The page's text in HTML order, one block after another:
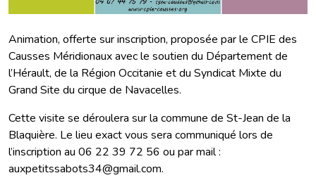
Animation, offerte sur inscription, proposée par le CPIE des
Causses Méridionaux avec le soutien du Département de
l’Hérault, de la Région Occitanie et du Syndicat Mixte du
Grand Site du cirque de Navacelles.
Cette visite se déroulera sur la commune de St-Jean de la
Blaquière. Le lieu exact vous sera communiqué lors de
l’inscription au 06 22 39 72 56 ou par mail :
auxpetitssabots34@gmail.com.